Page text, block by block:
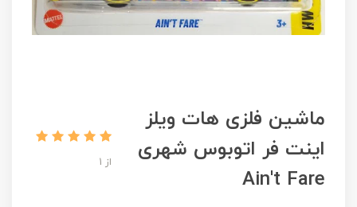
ماشین فلزی هات ویلز
اینت فر اتوبوس شهری
Ain't Fare
از 1